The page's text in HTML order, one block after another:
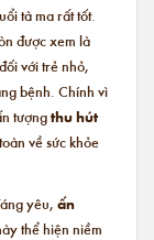
tà ma rất tốt.
được xem là
với trẻ nhỏ,
bệnh. Chính vì
tượngthu hút
về sức khỏe
yêu, ấn
thể hiện niềm